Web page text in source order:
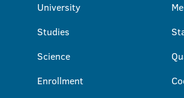
University
Studies
Science
Enrollment